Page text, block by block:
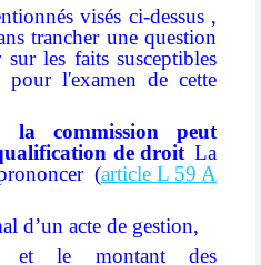
visés ci-dessus ,
trancher une question
les faits susceptibles
l'examen de cette
la commission peut
de droit La
(article L 59 A
d’un acte de gestion,
le montant des